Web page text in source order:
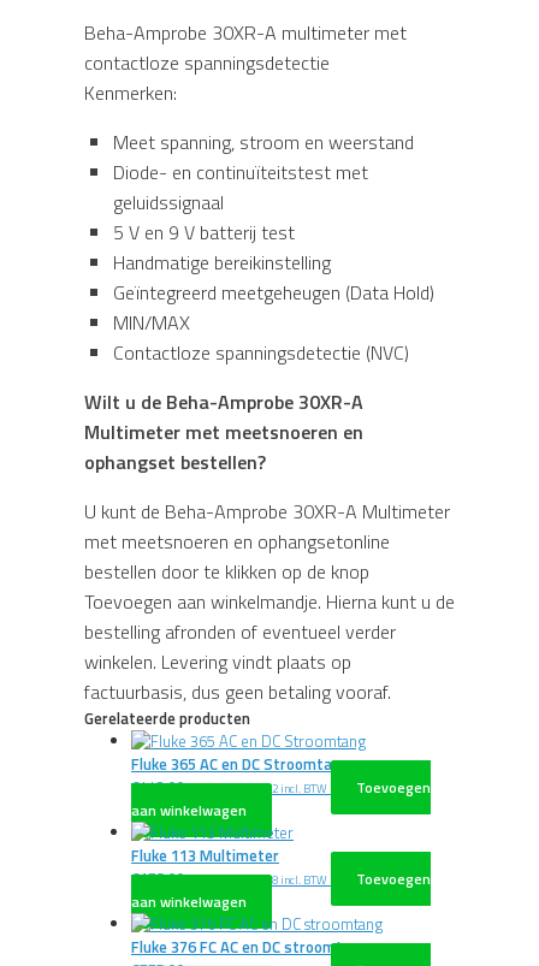
Beha-Amprobe 30XR-A multimeter met
contactloze spanningsdetectie
Kenmerken:
Meet spanning, stroom en weerstand
Diode- en continuïteitstest met
geluidssignaal
5 V en 9 V batterij test
Handmatige bereikinstelling
Geïntegreerd meetgeheugen (Data Hold)
MIN/MAX
Contactloze spanningsdetectie (NVC)
Wilt u de Beha-Amprobe 30XR-A
Multimeter met meetsnoeren en
ophangset bestellen?
U kunt de Beha-Amprobe 30XR-A Multimeter
met meetsnoeren en ophangsetonline
bestellen door te klikken op de knop
Toevoegen aan winkelmandje. Hierna kunt u de
bestelling afronden of eventueel verder
winkelen. Levering vindt plaats op
factuurbasis, dus geen betaling vooraf.
Gerelateerde producten
Fluke 365 AC en DC Stroomtang
€442,00 excl. BTW€534,82 incl. BTW
Toevoegen
aan winkelwagen
Fluke 113 Multimeter
€178,00 excl. BTW€215,38 incl. BTW
Toevoegen
aan winkelwagen
Fluke 376 FC AC en DC stroomtang